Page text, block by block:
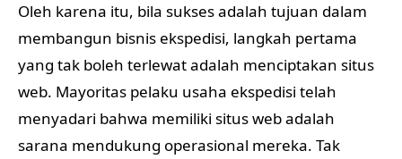
Oleh karena itu, bila sukses adalah tujuan dalam
membangun bisnis ekspedisi, langkah pertama
yang tak boleh terlewat adalah menciptakan situs
web. Mayoritas pelaku usaha ekspedisi telah
menyadari bahwa memiliki situs web adalah
sarana mendukung operasional mereka. Tak